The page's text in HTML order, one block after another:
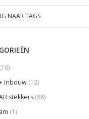
NAAR TAGS
(16)
Inbouw (12)
stekkers (88)
(1)